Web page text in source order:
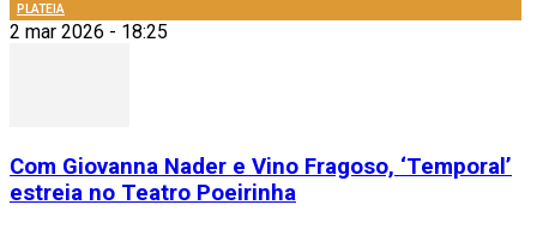
PLATEIA
2 mar 2026 - 18:25
Com Giovanna Nader e Vino Fragoso, ‘Temporal’
estreia no Teatro Poeirinha